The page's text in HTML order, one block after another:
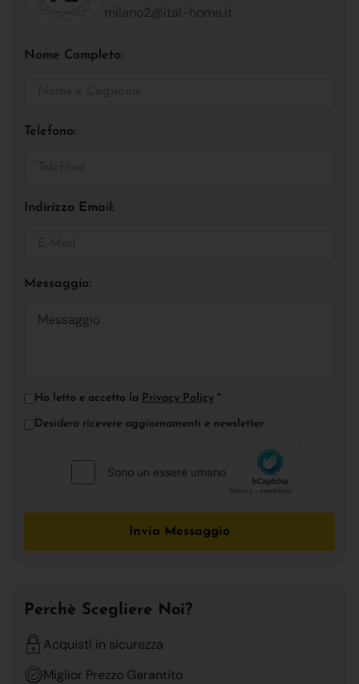
milano2@ital-home.it
Nome Completo:
Telefono:
Indirizzo Email:
Messaggio:
Ho letto e accetto la Privacy Policy *
Desidero ricevere aggiornamenti e newsletter
Invia Messaggio
Perchè Scegliere Noi?
Acquisti in sicurezza
Miglior Prezzo Garantito